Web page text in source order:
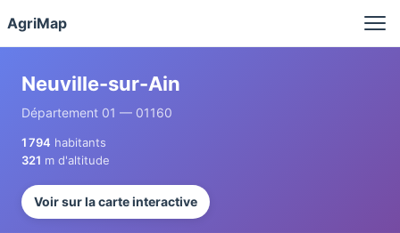
AgriMap
Neuville-sur-Ain
Département 01 — 01160
1 794 habitants
321 m d'altitude
Voir sur la carte interactive